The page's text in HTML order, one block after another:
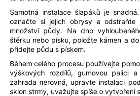
Samotná instalace šlapáků je
označte si jejich obrysy a odstraňte
množství půdy. Na dno
štěrku nebo písku, položte kámen a
přidejte půdu s pískem.
Během celého procesu používejte
výškových rozdílů, gumovou palici
zahrada nerovná, upravte instalaci
sklon strmý, uvažujte spíše o vytvoření